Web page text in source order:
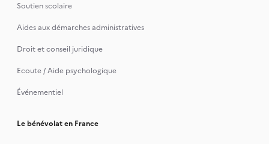
Soutien scolaire
Aides aux démarches administratives
Droit et conseil juridique
Ecoute / Aide psychologique
Événementiel
Le bénévolat en France